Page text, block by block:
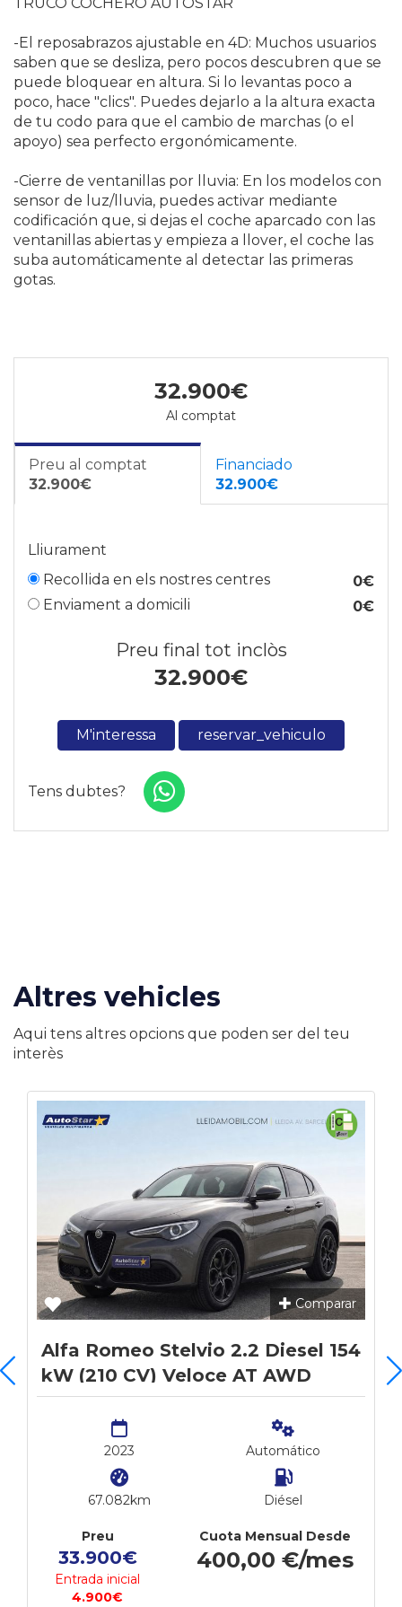
-El reposabrazos ajustable en 4D: Muchos usuarios
saben que se desliza, pero pocos descubren que se
puede bloquear en altura. Si lo levantas poco a
poco, hace "clics". Puedes dejarlo a la altura exacta
de tu codo para que el cambio de marchas (o el
apoyo) sea perfecto ergonómicamente.
-Cierre de ventanillas por lluvia: En los modelos con
sensor de luz/lluvia, puedes activar mediante
codificación que, si dejas el coche aparcado con las
ventanillas abiertas y empieza a llover, el coche las
suba automáticamente al detectar las primeras
gotas.
32.900€
Al comptat
Preu al comptat
32.900€
Financiado
32.900€
Lliurament
Recollida en els nostres centres
0€
Enviament a domicili
0€
Preu final tot inclòs
32.900€
M'interessa reservar_vehiculo
Tens dubtes?
Altres vehicles
Aqui tens altres opcions que poden ser del teu
interès
Comparar
Alfa Romeo Stelvio 2.2 Diesel 154
kW (210 CV) Veloce AT AWD
2023
67.082km
Automático
Diésel
Preu
33.900€
Entrada inicial
4.900€
Cuota Mensual Desde
400,00 €/mes